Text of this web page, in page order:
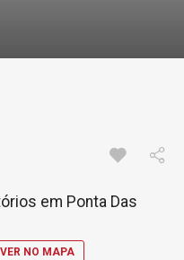
em Ponta Das
VER NO MAPA